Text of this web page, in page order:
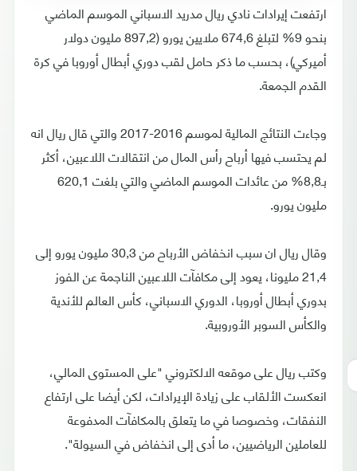
ارتفعت إيرادات نادي ريال مدريد الاسباني الموسم الماضي
بنحو 9% لتبلغ 674,6 ملايين يورو (897,2 مليون دولار
أميركي)، بحسب ما ذكر حامل لقب دوري أبطال أوروبا في كرة
القدم الجمعة.
وجاءت النتائج المالية لموسم 2016-2017 والتي قال ريال انه
لم يحتسب فيها أرباح رأس المال من انتقالات اللاعبين، أكثر
بـ8,8% من عائدات الموسم الماضي والتي بلغت 620,1
مليون يورو.
وقال ريال ان سبب انخفاض الأرباح من 30,3 مليون يورو إلى
21,4 مليونا، يعود إلى مكافآت اللاعبين الناجمة عن الفوز
بدوري أبطال أوروبا، الدوري الاسباني، كأس العالم للأندية
والكأس السوبر الأوروبية.
وكتب ريال على موقعه الالكتروني "على المستوى المالي،
انعكست الألقاب على زيادة الإيرادات، لكن أيضا على ارتفاع
النفقات، وخصوصا في ما يتعلق بالمكافآت المدفوعة
للعاملين الرياضيين، ما أدى إلى انخفاض في السيولة".